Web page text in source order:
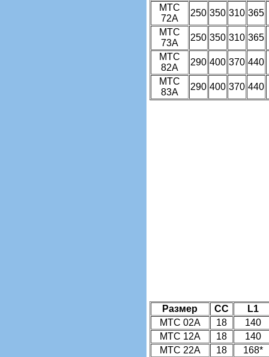
MTC
72A
250 350 310 365
MTC
73A
250 350 310 365
MTC
82A
290 400 370 440
MTC
83A
290 400 370 440
Размер CC
L1
MTC 02A
18
140
MTC 12A
18
140
MTC 22A
18
168*